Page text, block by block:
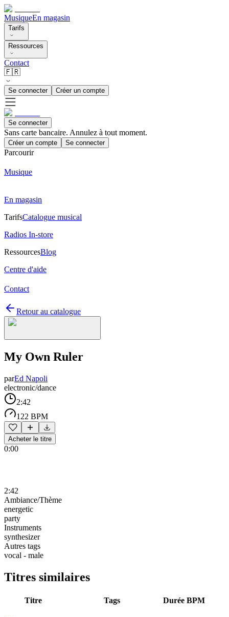
MusiqueEn magasin
Tarifs
Ressources
Contact
🇫🇷
Se connecter Créer un compte
Se connecter
Sans carte bancaire. Annulez à tout moment.
Créer un compte Se connecter
Parcourir
Musique
En magasin
TarifsCatalogue musical
Radios In-store
RessourcesBlog
Centre d'aide
Contact
Retour au catalogue
My Own Ruler
parEd Napoli
electronic/dance
2:42
122 BPM
Acheter le titre
0:00
2:42
Ambiance/Thème
energetic
party
Instruments
synthesizer
Autres tags
vocal - male
Titres similaires
Titre Tags Durée BPM